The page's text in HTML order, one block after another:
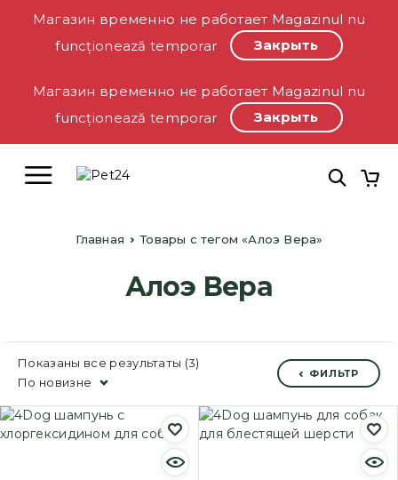
Магазин временно не работает Magazinul nu
funcționează temporar
Закрыть
Магазин временно не работает Magazinul nu
funcționează temporar
Закрыть
Главная Товары с тегом «Алоэ Вера»
Алоэ Вера
Показаны все результаты (3)
По новизне
ФИЛЬТР